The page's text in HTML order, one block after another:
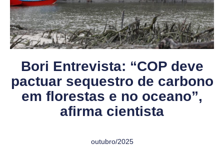
Bori Entrevista: “COP deve
pactuar sequestro de carbono
em florestas e no oceano”,
afirma cientista
outubro/2025